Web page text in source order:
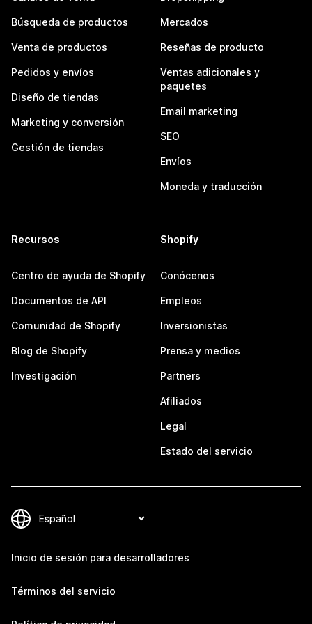
Búsqueda de productos
Venta de productos
Pedidos y envíos
Diseño de tiendas
Marketing y conversión
Gestión de tiendas
Mercados
Reseñas de producto
Ventas adicionales y
paquetes
Email marketing
SEO
Envíos
Moneda y traducción
Recursos
Centro de ayuda de Shopify
Documentos de API
Comunidad de Shopify
Blog de Shopify
Investigación
Shopify
Conócenos
Empleos
Inversionistas
Prensa y medios
Partners
Afiliados
Legal
Estado del servicio
Inicio de sesión para desarrolladores
Términos del servicio